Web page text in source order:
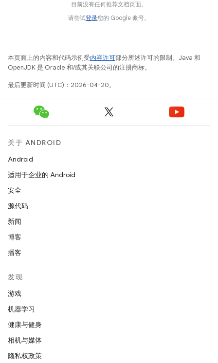
目前没有任何推荐文档页面。
请尝试登录您的 Google 账号。
本页面上的内容和代码示例受内容许可部分所述许可的限制。Java 和
OpenJDK 是 Oracle 和/或其关联公司的注册商标。
最后更新时间 (UTC)：2026-04-20。
关于 ANDROID
Android
适用于企业的 Android
安全
源代码
新闻
博客
播客
发现
游戏
机器学习
健康与健身
相机与媒体
隐私权政策